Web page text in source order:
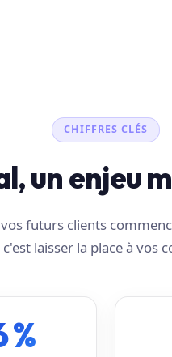
CHIFFRES CLÉS
un enjeu
futurs clients
laisser la place à vos
%